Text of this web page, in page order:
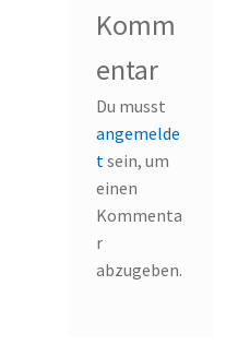
Komm
entar
Du musst
angemelde
tsein, um
einen
Kommenta
r
abzugeben.